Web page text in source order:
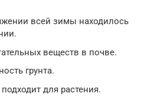
всей зимы находилось
веществ в почве.
грунта.
для растения.